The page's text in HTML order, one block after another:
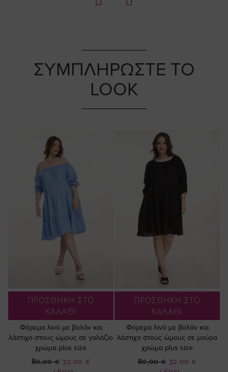
ΣΥΜΠΛΗΡΩΣΤΕ ΤΟ
LOOK
ΠΡΟΣΘΗΚΗ ΣΤΟ
ΚΑΛΑΘΙ
Φόρεμα λινό με βολάν και
λάστιχο στους ώμους σε γαλάζιο
χρώμα plus size
Ειδική
32,00 €
80,00 €
ΠΡΟΣΘΗΚΗ ΣΤΟ
ΚΑΛΑΘΙ
Φόρεμα λινό με βολάν και
λάστιχο στους ώμους σε μαύρο
χρώμα plus size
Ειδική
32,00 €
80,00 €